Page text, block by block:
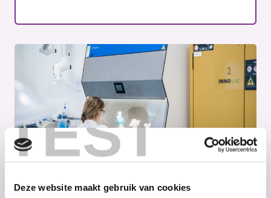
TEST
Deze website maakt gebruik van cookies